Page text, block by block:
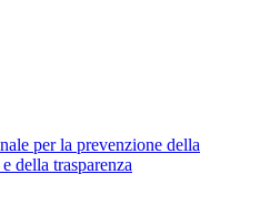
per la prevenzione della
della trasparenza